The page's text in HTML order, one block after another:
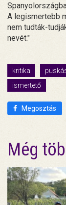
A legismertebb
nem tudták-
nevét."
kritika
ismertető
Megosztás
Még